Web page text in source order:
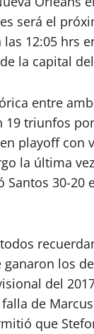
será el
las 12:05 hrs
la capital del
entre
19 triunfos
playoff con
la última
Santos 30-20
ganaron los
del
de
que